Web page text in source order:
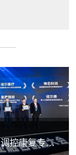
2026中国康复医学会脑功能检测与调控康复专业委员会学术年会丨脑客中国：脑机接口——EEG驱动TMS闭环调控工作坊